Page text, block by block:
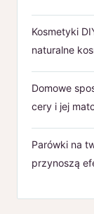
Kosmetyki
naturalne
Domowe
cery i jej
Parówki na
przynoszą